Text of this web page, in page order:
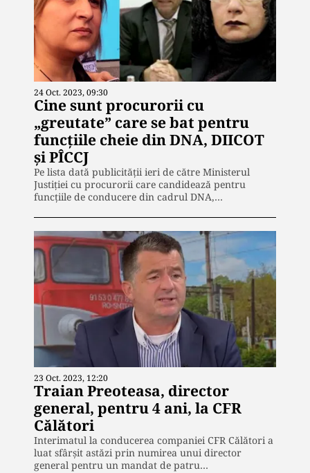
24 Oct. 2023, 09:30
Cine sunt procurorii cu
„greutate” care se bat pentru
funcțiile cheie din DNA, DIICOT
și PÎCCJ
Pe lista dată publicității ieri de către Ministerul
Justiției cu procurorii care candidează pentru
funcțiile de conducere din cadrul DNA,…
23 Oct. 2023, 12:20
Traian Preoteasa, director
general, pentru 4 ani, la CFR
Călători
Interimatul la conducerea companiei CFR Călători a
luat sfârșit astăzi prin numirea unui director
general pentru un mandat de patru…